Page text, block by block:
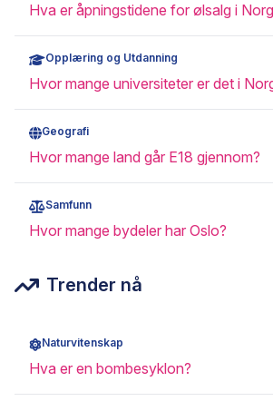
Hva er åpningstidene for ølsalg i
Opplæring og Utdanning
Hvor mange universiteter er det i
Geografi
Hvor mange land går E18 gjennom?
Samfunn
Hvor mange bydeler har Oslo?
Trender nå
Naturvitenskap
Hva er en bombesyklon?